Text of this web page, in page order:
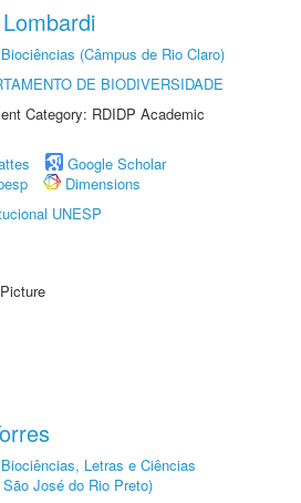
(Câmpus de Rio Claro)
DE BIODIVERSIDADE
Category: RDIDP Academic
Google Scholar
Dimensions
UNESP
Letras e Ciências
José do Rio Preto)